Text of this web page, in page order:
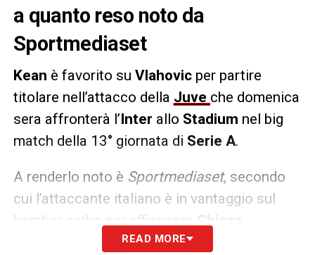
a quanto reso noto da
Sportmediaset
Kean è favorito su Vlahovic per partire
titolare nell’attacco della Juve che domenica
sera affronterà l’Inter allo Stadium nel big
match della 13° giornata di Serie A.
A renderlo noto è Sportmediaset, secondo
cui l’attaccante italiano è in vantaggio sul
bomber serbo per affiancare
Chiesa
rivitalizzato dalla cura Italia e grande
READ MORE